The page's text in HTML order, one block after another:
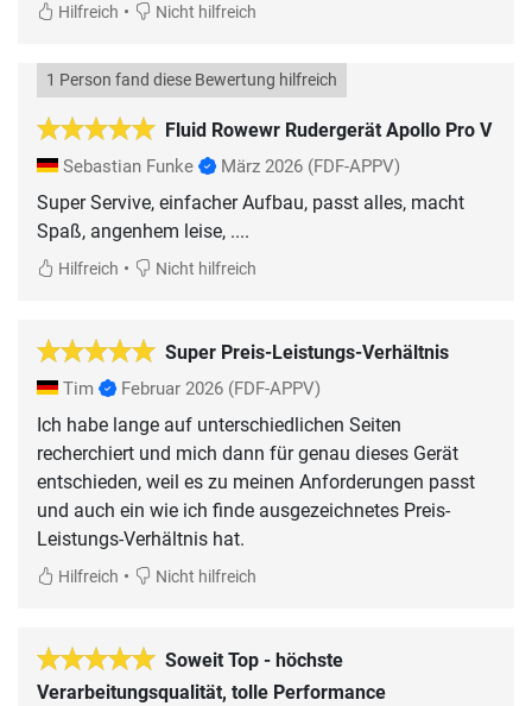
Hilfreich • Nicht hilfreich
Fluid Rowewr Rudergerät Apollo Pro V
1 Person fand diese Bewertung hilfreich
Sebastian Funke März 2026 (FDF-APPV)
Super Servive, einfacher Aufbau, passt alles, macht
Spaß, angenhem leise, ....
Hilfreich • Nicht hilfreich
Super Preis-Leistungs-Verhältnis
Tim Februar 2026 (FDF-APPV)
Ich habe lange auf unterschiedlichen Seiten
recherchiert und mich dann für genau dieses Gerät
entschieden, weil es zu meinen Anforderungen passt
und auch ein wie ich finde ausgezeichnetes Preis-
Leistungs-Verhältnis hat.
Hilfreich • Nicht hilfreich
Soweit Top - höchste
Verarbeitungsqualität, tolle Performance